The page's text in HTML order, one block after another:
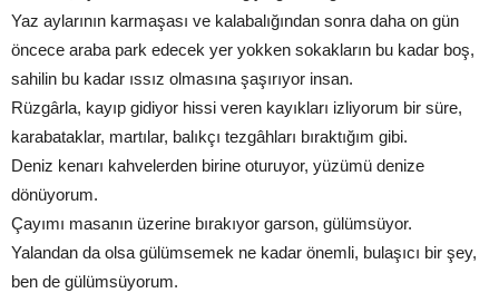
Yaz aylarının karmaşası ve kalabalığından sonra daha on gün
öncece araba park edecek yer yokken sokakların bu kadar boş,
sahilin bu kadar ıssız olmasına şaşırıyor insan.
Rüzgârla, kayıp gidiyor hissi veren kayıkları izliyorum bir süre,
karabataklar, martılar, balıkçı tezgâhları bıraktığım gibi.
Deniz kenarı kahvelerden birine oturuyor, yüzümü denize
dönüyorum.
Çayımı masanın üzerine bırakıyor garson, gülümsüyor.
Yalandan da olsa gülümsemek ne kadar önemli, bulaşıcı bir şey,
ben de gülümsüyorum.